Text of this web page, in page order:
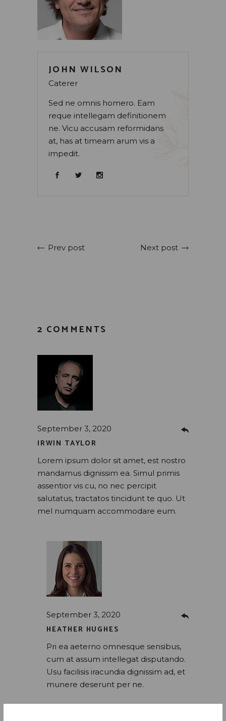
JOHN WILSON
Caterer
Sed ne omnis homero. Eam
reque intellegam definitionem
ne. Vicu accusam reformidans
at, has at timeam arum vis a
impedit.
Prev post Next post
2 COMMENTS
September 3, 2020
IRWIN TAYLOR
Lorem ipsum dolor sit amet, est nostro
mandamus dignissim ea. Simul primis
assentior vis cu, no nec percipit
salutatus, tractatos tincidunt te quo. Ut
mel numquam accommodare eum.
September 3, 2020
HEATHER HUGHES
Pri ea aeterno omnesque sensibus,
cum at assum intellegat disputando.
Usu facilisis iracundia dignissim ad, et
munere deserunt per ne.